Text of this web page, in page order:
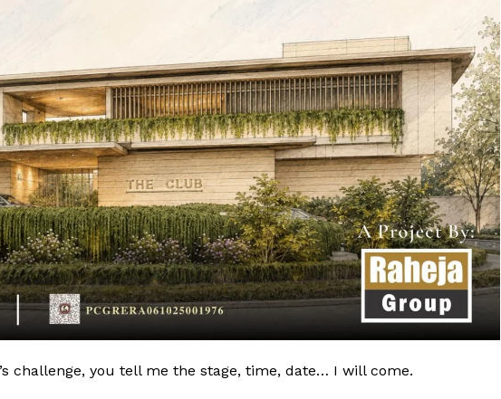
challenge, you tell me the stage, time, date… I will come.